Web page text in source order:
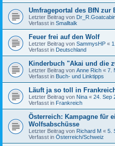
Umfrageportal des BfN zur
Letzter Beitrag von
Verfasst in Smalltalk
Feuer frei auf den Wolf
Letzter Beitrag von SammysHP «
Verfasst in Deutschland
Kinderbuch "Akai und die
Letzter Beitrag von Anne Rich « 7.
Verfasst in Buch- und Linktipps
Läuft ja so toll in
Letzter Beitrag von Nina « 24. Sep
Verfasst in Frankreich
Österreich: Kampagne für
Wolfsabschüsse
Letzter Beitrag von Richard M « 5.
Verfasst in Österreich/Schweiz